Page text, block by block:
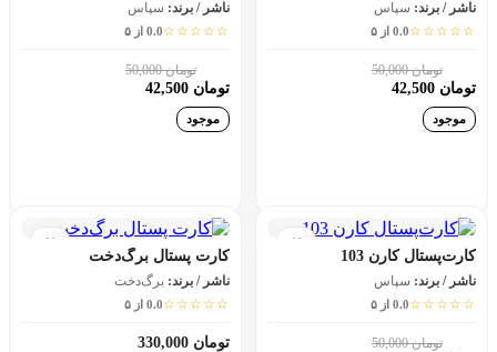
ناشر / برند: سپاس
☆☆☆☆☆0.0 از ۵
تومان 50,000
تومان 42,500
موجود
ناشر / برند: سپاس
☆☆☆☆☆0.0 از ۵
تومان 50,000
تومان 42,500
موجود
کارت‌پستال کارن 103
ناشر / برند: سپاس
☆☆☆☆☆0.0 از ۵
تومان 50,000
کارت پستال برگ‌دخت
ناشر / برند: برگ‌دخت
☆☆☆☆☆0.0 از ۵
تومان 330,000